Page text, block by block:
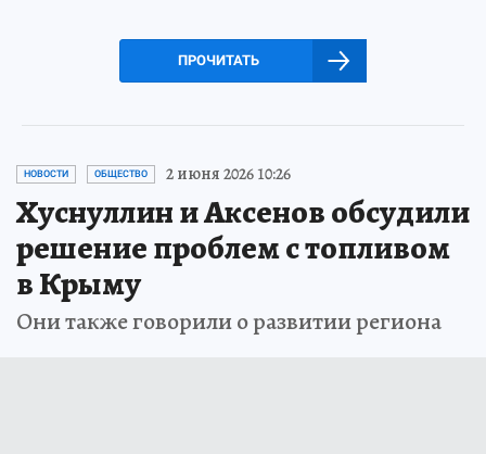
ПРОЧИТАТЬ
НОВОСТИ ОБЩЕСТВО 2 июня 2026 10:26
Хуснуллин и Аксенов обсудили
решение проблем с топливом
в Крыму
Они также говорили о развитии региона